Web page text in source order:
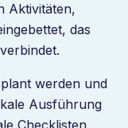
Aktivitäten,
das
werden und
Ausführung
Checklisten